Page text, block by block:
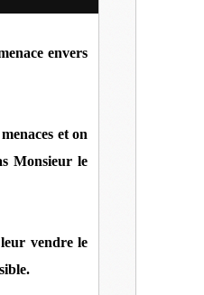
envers
et on
Monsieur le
vendre le